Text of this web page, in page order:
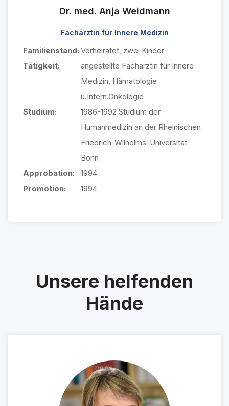
Dr. med. Anja Weidmann
Fachärztin für Innere Medizin
Familienstand: Verheiratet, zwei Kinder
Tätigkeit:
angestellte Fachärztin für Innere
Medizin, Hämatologie
u.Intern.Onkologie
Studium:
1986-1992 Studium der
Humanmedizin an der Rheinischen
Friedrich-Wilhelms-Universität
Bonn
Approbation:
1994
Promotion:
1994
Unsere helfenden
Hände